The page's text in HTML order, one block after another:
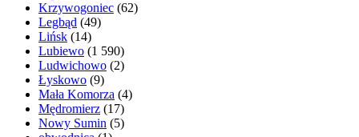
Krzywogoniec (62)
Legbąd (49)
Lińsk (14)
Lubiewo (1 590)
Ludwichowo (2)
Łyskowo (9)
Mała Komorza (4)
Mędromierz (17)
Nowy Sumin (5)